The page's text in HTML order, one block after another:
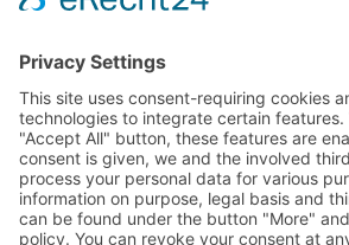
Die Datenübertragung in
der Europäischen Union wird auf
Standardvertragsklauseln der
gestützt. Details finden Sie hier:
https://www.zoho.com/
o_com.pdf.